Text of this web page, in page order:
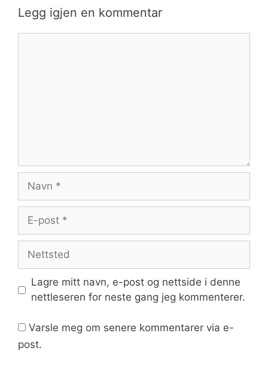
Legg igjen en kommentar
Navn
Nettsted
Lagre mitt navn, e-post og nettside i denne
nettleseren for neste gang jeg kommenterer.
Varsle meg om senere kommentarer via e-
post.